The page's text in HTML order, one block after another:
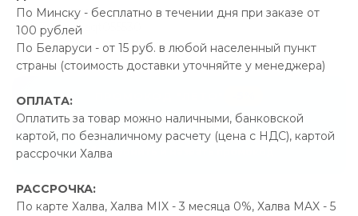
По Минску - бесплатно в течении дня при заказе от
100 рублей
По Беларуси - от 15 руб. в любой населенный пункт
страны (стоимость доставки уточняйте у менеджера)
ОПЛАТА:
Оплатить за товар можно наличными, банковской
картой, по безналичному расчету (цена с НДС), картой
рассрочки Халва
РАССРОЧКА:
По карте Халва, Халва MIX - 3 месяца 0%, Халва MAX - 5
Производитель:Ростела
Код Товара: aqt055530
Экономия12.99 р.
Позвонить и назвать промокод
В наличии